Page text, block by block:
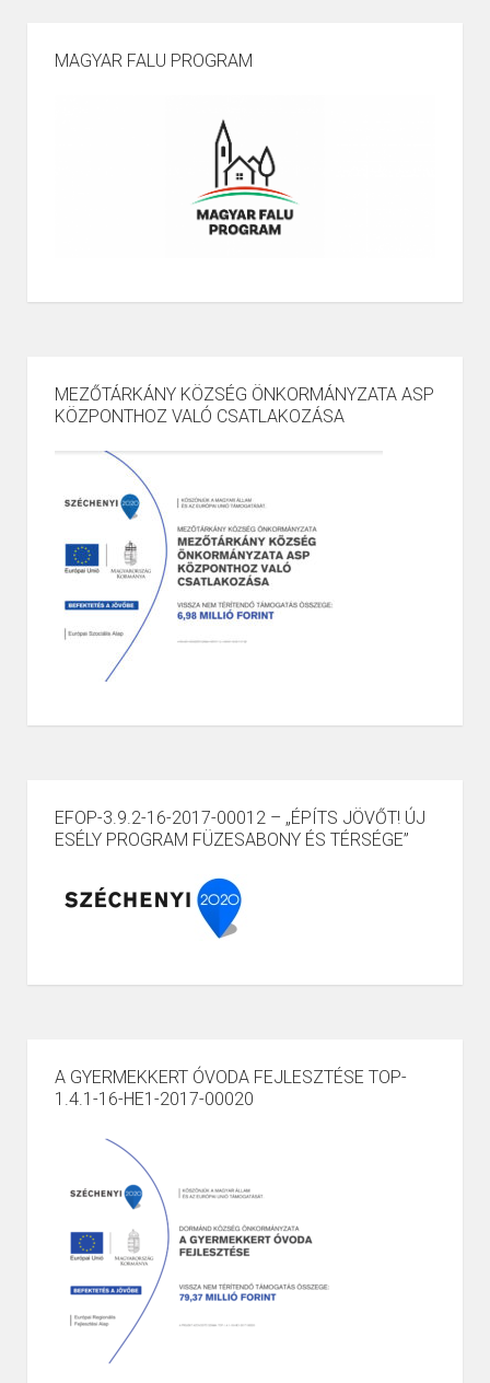
MAGYAR FALU PROGRAM
MEZŐTÁRKÁNY KÖZSÉG ÖNKORMÁNYZATA ASP
KÖZPONTHOZ VALÓ CSATLAKOZÁSA
EFOP-3.9.2-16-2017-00012 – „ÉPÍTS JÖVŐT! ÚJ
ESÉLY PROGRAM FÜZESABONY ÉS TÉRSÉGE”
A GYERMEKKERT ÓVODA FEJLESZTÉSE TOP-
1.4.1-16-HE1-2017-00020